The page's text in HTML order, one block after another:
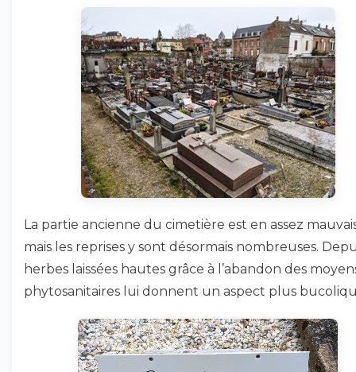
La partie ancienne du cimetière est en assez
mais les reprises y sont désormais nombreuses.
herbes laissées hautes grâce à l’abandon des
phytosanitaires lui donnent un aspect plus